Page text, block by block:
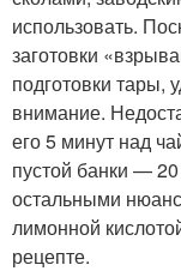
использовать.
заготовки
подготовки тары,
внимание.
его 5 минут над
пустой банки —
остальными
лимонной
рецепте.